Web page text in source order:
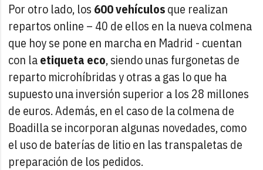
Por otro lado, los 600 vehículosque realizan
repartos online – 40 de ellos en la nueva colmena
que hoy se pone en marcha en Madrid - cuentan
con laetiqueta eco, siendo unas furgonetas de
reparto microhíbridas y otras a gas lo que ha
supuesto una inversión superior a los 28 millones
de euros. Además, en el caso de la colmena de
Boadilla se incorporan algunas novedades, como
el uso de baterías de litio en las transpaletas de
preparación de los pedidos.